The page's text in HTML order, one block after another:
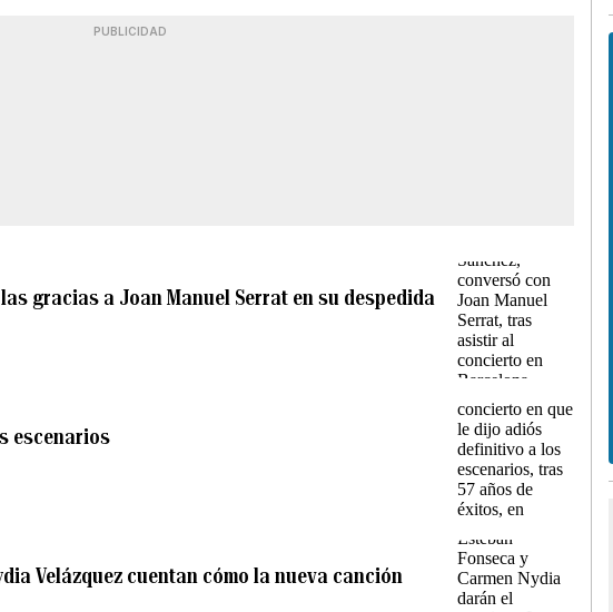
PUBLICIDAD
gracias a Joan Manuel Serrat en su despedida
escenarios
Velázquez cuentan cómo la nueva canción